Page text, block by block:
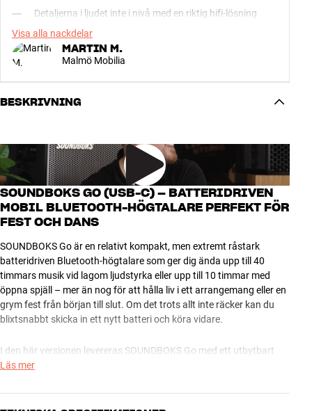
Detaljerna i ljudet inte i nivå med en riktig hifi-lösning
Visa alla nackdelar
MARTIN M.
Malmö Mobilia
BESKRIVNING
SOUNDBOKS GO (USB-C) – BATTERIDRIVEN
MOBIL BLUETOOTH-HÖGTALARE PERFEKT FÖR
FEST OCH DANS
SOUNDBOKS Go är en relativt kompakt, men extremt råstark
batteridriven Bluetooth-högtalare som ger dig ända upp till 40
timmars musik vid lagom ljudstyrka eller upp till 10 timmar med
öppna spjäll – mer än nog för att hålla liv i ett arrangemang eller en
grym fest från början till slut. Om det trots allt inte räcker kan du
blixtsnabbt skicka in ett nytt batteri och köra vidare.
I den här versionen levereras SOUNDBOKS Go med ett utbytbart
batteri som kan laddas via en standard USB-C-laddare (5V/2A). Om
SOUNDBOKS USB-C-laddaren som med en laddningseffekt på hela
Läs mer